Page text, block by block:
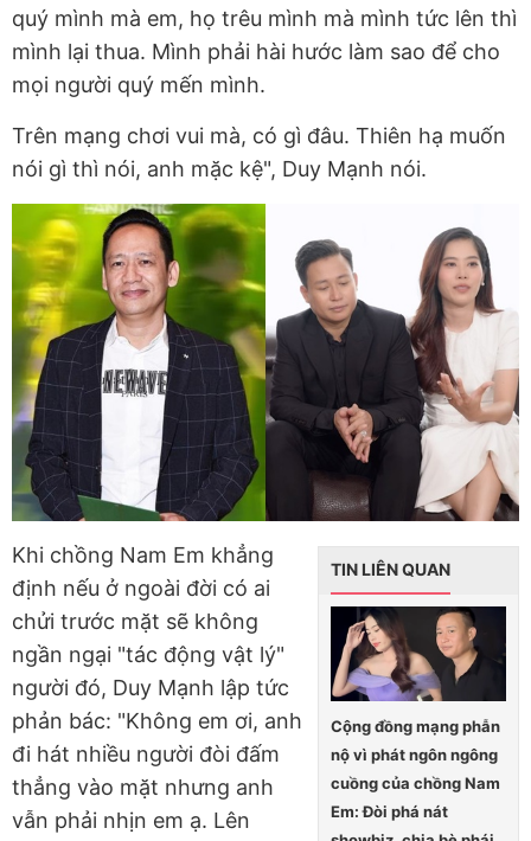
quý mình mà em, họ trêu mình mà mình tức lên thì
mình lại thua. Mình phải hài hước làm sao để cho
mọi người quý mến mình.
Trên mạng chơi vui mà, có gì đâu. Thiên hạ muốn
nói gì thì nói, anh mặc kệ", Duy Mạnh nói.
TIN LIÊN QUAN
Cộng đồng mạng phẫn
nộ vì phát ngôn ngông
cuồng của chồng Nam
Em: Đòi phá nát
Khi chồng Nam Em khẳng
định nếu ở ngoài đời có ai
chửi trước mặt sẽ không
ngần ngại "tác động vật lý"
người đó, Duy Mạnh lập tức
phản bác: "Không em ơi, anh
đi hát nhiều người đòi đấm
thẳng vào mặt nhưng anh
vẫn phải nhịn em ạ. Lên